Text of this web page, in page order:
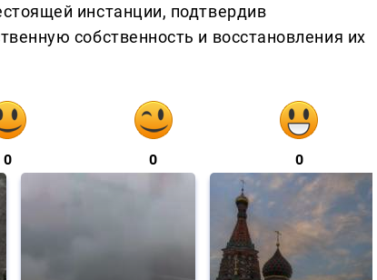
инстанции, подтвердив
собственность и восстановления их
0 0 0